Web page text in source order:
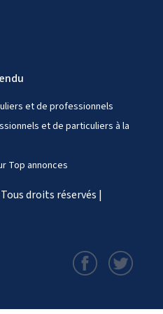
et de professionnels
et de particuliers à la
Top annonces
droits réservés |